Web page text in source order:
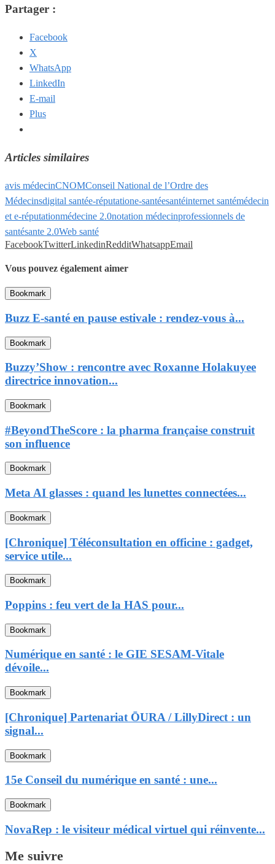
Partager :
Facebook
X
WhatsApp
LinkedIn
E-mail
Plus
Articles similaires
avis médecinCNOMConseil National de l’Ordre des
Médecinsdigital santée-réputatione-santéesantéinternet santémédecin
et e-réputationmédecine 2.0notation médecinprofessionnels de
santésante 2.0Web santé
FacebookTwitterLinkedinRedditWhatsappEmail
Vous pouvez également aimer
Bookmark
Buzz E-santé en pause estivale : rendez-vous à...
Bookmark
Buzzy’Show : rencontre avec Roxanne Holakuyee
directrice innovation...
Bookmark
#BeyondTheScore : la pharma française construit
son influence
Bookmark
Meta AI glasses : quand les lunettes connectées...
Bookmark
[Chronique] Téléconsultation en officine : gadget,
service utile...
Bookmark
Poppins : feu vert de la HAS pour...
Bookmark
Numérique en santé : le GIE SESAM-Vitale
dévoile...
Bookmark
[Chronique] Partenariat ŌURA / LillyDirect : un
signal...
Bookmark
15e Conseil du numérique en santé : une...
Bookmark
NovaRep : le visiteur médical virtuel qui réinvente...
Me suivre